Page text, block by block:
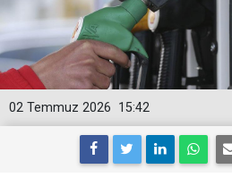
15:42
02 Temmuz 2026